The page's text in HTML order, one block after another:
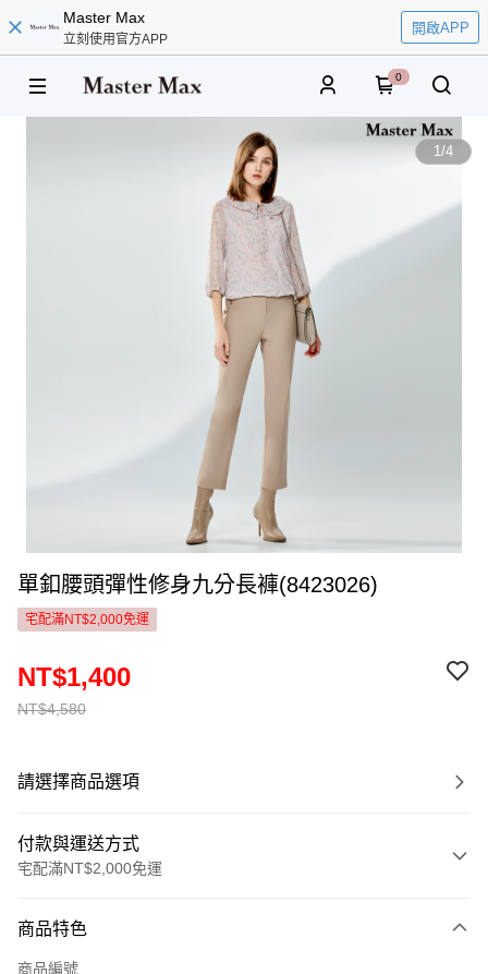
Master Max
立刻使用官方APP
開啟APP
0
1/4
單釦腰頭彈性修身九分長褲(8423026)
宅配滿NT$2,000免運
NT$4,580
NT$1,400
請選擇商品選項
付款與運送方式
宅配滿NT$2,000免運
信用卡一次付款
商品特色
商品編號